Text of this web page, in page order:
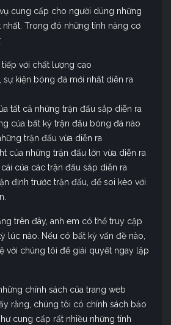
cung cấp cho người dùng những
nhất. Trong đó những tính năng cơ
với chất lượng cao
sự kiện bóng đá mới nhất diễn ra
tất cả những trận đấu sắp diễn ra
của bất kỳ trận đấu bóng đá nào
trận đấu vừa diễn ra
của những trận đấu lớn vừa diễn ra
của các trận đấu sắp diễn ra
định trước trận đấu, để soi kèo với
trên đây, anh em có thể truy cập
lúc nào. Nếu có bất kỳ vấn đề nào,
với chúng tôi để giải quyết ngay lập
chính sách của trang web
rằng, chúng tôi có chính sách bảo
cung cấp rất nhiều những tính